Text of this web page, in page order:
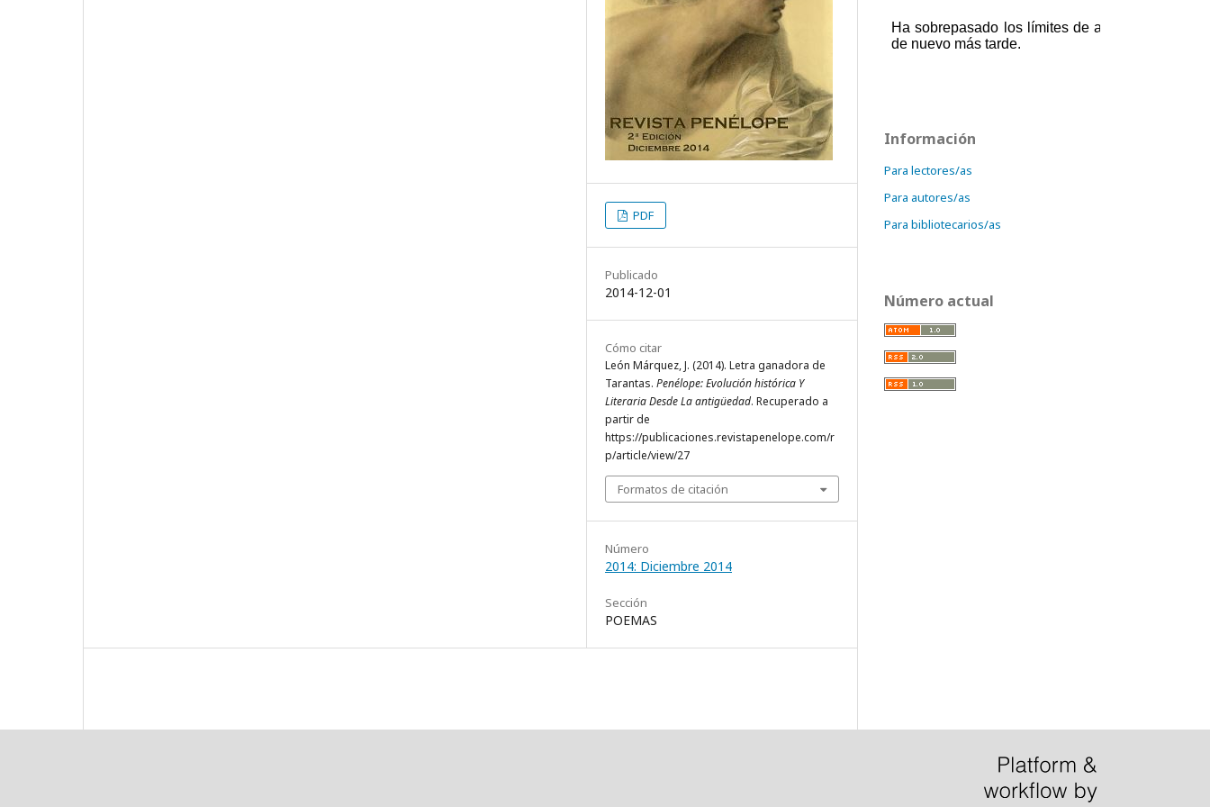
PDF
Publicado
2014-12-01
Cómo citar
León Márquez, J. (2014). Letra ganadora de
Tarantas. Penélope: Evolución histórica Y
Literaria Desde La antigüedad. Recuperado a
partir de
https://publicaciones.revistapenelope.com/r
p/article/view/27
Formatos de citación
Número
2014: Diciembre 2014
Sección
POEMAS
Información
Para lectores/as
Para autores/as
Para bibliotecarios/as
Número actual